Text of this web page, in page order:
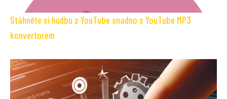
Stáhněte si hudbu z YouTube snadno s YouTube MP3
konvertorem